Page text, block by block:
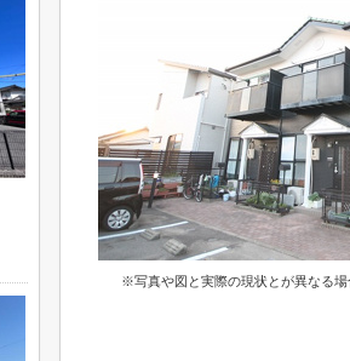
※写真や図と実際の現状とが異なる